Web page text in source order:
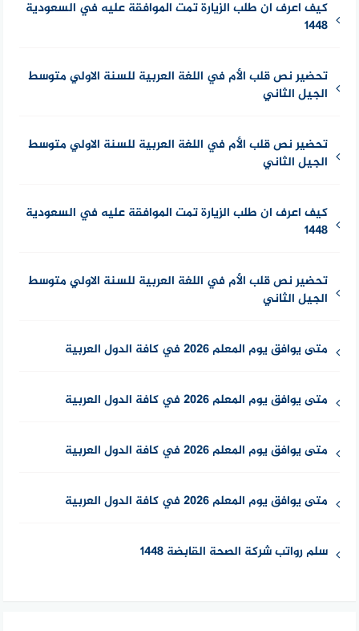
كيف اعرف ان طلب الزيارة تمت الموافقة عليه في السعودية
1448
تحضير نص قلب الأم في اللغة العربية للسنة الاولي متوسط
الجيل الثاني
تحضير نص قلب الأم في اللغة العربية للسنة الاولي متوسط
الجيل الثاني
كيف اعرف ان طلب الزيارة تمت الموافقة عليه في السعودية
1448
تحضير نص قلب الأم في اللغة العربية للسنة الاولي متوسط
الجيل الثاني
متى يوافق يوم المعلم 2026 في كافة الدول العربية
متى يوافق يوم المعلم 2026 في كافة الدول العربية
متى يوافق يوم المعلم 2026 في كافة الدول العربية
متى يوافق يوم المعلم 2026 في كافة الدول العربية
سلم رواتب شركة الصحة القابضة 1448